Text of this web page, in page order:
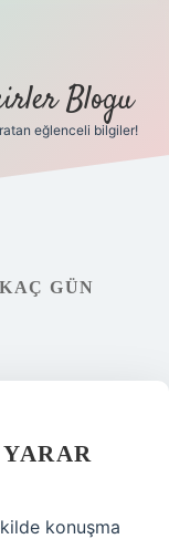
Blogu
eğlenceli bilgiler!
GÜN
konuşma